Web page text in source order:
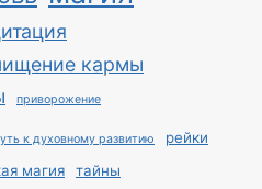
кармы
приворожение
к духовному развитию рейки
магия тайны